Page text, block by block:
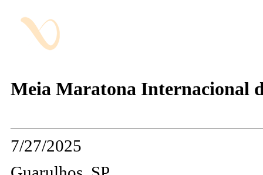
Meia Maratona Internacional
7/27/2025